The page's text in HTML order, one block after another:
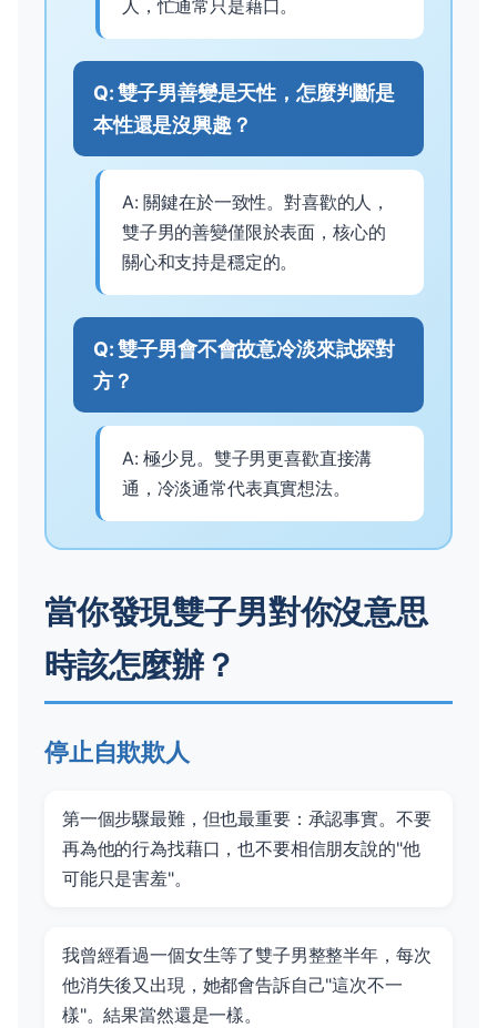
人，忙通常只是藉口。
Q: 雙子男善變是天性，怎麼判斷是
本性還是沒興趣？
A: 關鍵在於一致性。對喜歡的人，
雙子男的善變僅限於表面，核心的
關心和支持是穩定的。
Q: 雙子男會不會故意冷淡來試探對
方？
A: 極少見。雙子男更喜歡直接溝
通，冷淡通常代表真實想法。
當你發現雙子男對你沒意思
時該怎麼辦？
停止自欺欺人
第一個步驟最難，但也最重要：承認事實。不要
再為他的行為找藉口，也不要相信朋友說的"他
可能只是害羞"。
我曾經看過一個女生等了雙子男整整半年，每次
他消失後又出現，她都會告訴自己"這次不一
樣"。結果當然還是一樣。